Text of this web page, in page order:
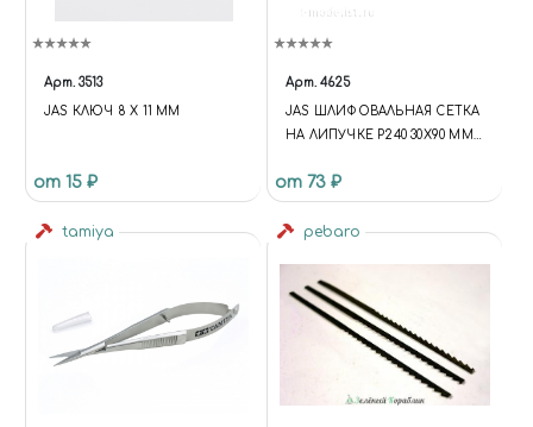
Арт. 3513
JAS КЛЮЧ 8 Х 11 ММ
от 15 ₽
Арт. 4625
JAS ШЛИФОВАЛЬНАЯ СЕТКА
НА ЛИПУЧКЕ P240 30X90 ММ
от 73 ₽
tamiya pebaro